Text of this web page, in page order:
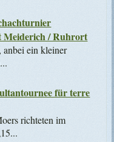
Meiderich / Ruhrort
anbei ein kleiner
für terre
richteten im